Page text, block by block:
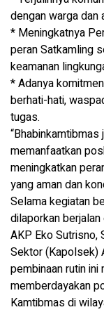
dengan warga dan
* Meningkatnya
peran Satkamling
keamanan
* Adanya
berhati-hati,
tugas.
memanfaatkan
meningkatkan
yang aman dan
Selama kegiatan
dilaporkan
AKP Eko Sutrisno,
Sektor (Kapolsek)
pembinaan rutin
memberdayakan
Kamtibmas di